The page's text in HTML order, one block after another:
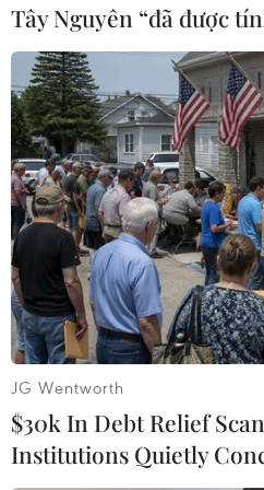
#Anorld Schwarzenegger
#Phim hoạt hình
Theo dõi VietnamPlus
Tây Nguyên “đã được
JG Wentworth
$30k In Debt Relief
Institutions Quietly